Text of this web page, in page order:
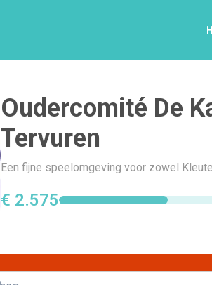
Oudercomité De
Tervuren
Een fijne speelomgeving voor zowel
€ 2.575